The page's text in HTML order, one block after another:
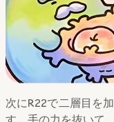
次にR22で二層目を